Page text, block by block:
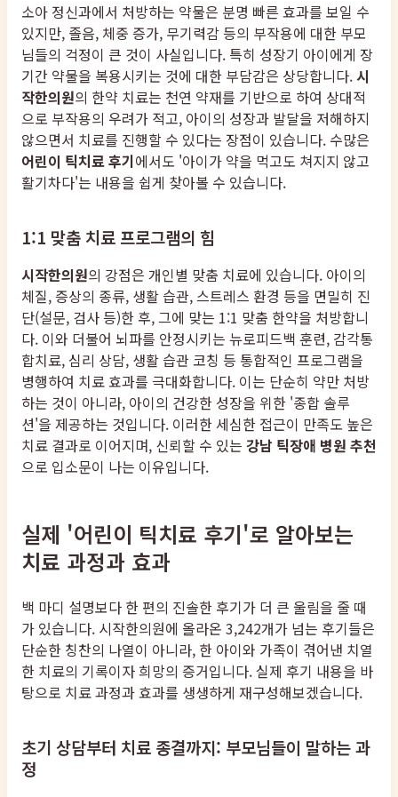
소아 정신과에서 처방하는 약물은 분명 빠른 효과를 보일 수
있지만, 졸음, 체중 증가, 무기력감 등의 부작용에 대한 부모
님들의 걱정이 큰 것이 사실입니다. 특히 성장기 아이에게 장
기간 약물을 복용시키는 것에 대한 부담감은 상당합니다.시
작한의원의 한약 치료는 천연 약재를 기반으로 하여 상대적
으로 부작용의 우려가 적고, 아이의 성장과 발달을 저해하지
않으면서 치료를 진행할 수 있다는 장점이 있습니다. 수많은
어린이 틱치료 후기에서도 '아이가 약을 먹고도 쳐지지 않고
활기차다'는 내용을 쉽게 찾아볼 수 있습니다.
1:1 맞춤 치료 프로그램의 힘
시작한의원의 강점은 개인별 맞춤 치료에 있습니다. 아이의
체질, 증상의 종류, 생활 습관, 스트레스 환경 등을 면밀히 진
단(설문, 검사 등)한 후, 그에 맞는 1:1 맞춤 한약을 처방합니
다. 이와 더불어 뇌파를 안정시키는 뉴로피드백 훈련, 감각통
합치료, 심리 상담, 생활 습관 코칭 등 통합적인 프로그램을
병행하여 치료 효과를 극대화합니다. 이는 단순히 약만 처방
하는 것이 아니라, 아이의 건강한 성장을 위한 '종합 솔루
션'을 제공하는 것입니다. 이러한 세심한 접근이 만족도 높은
치료 결과로 이어지며, 신뢰할 수 있는 강남 틱장애 병원 추천
으로 입소문이 나는 이유입니다.
실제 '어린이 틱치료 후기'로 알아보는
치료 과정과 효과
백 마디 설명보다 한 편의 진솔한 후기가 더 큰 울림을 줄 때
가 있습니다. 시작한의원에 올라온 3,242개가 넘는 후기들은
단순한 칭찬의 나열이 아니라, 한 아이와 가족이 겪어낸 치열
한 치료의 기록이자 희망의 증거입니다. 실제 후기 내용을 바
탕으로 치료 과정과 효과를 생생하게 재구성해보겠습니다.
초기 상담부터 치료 종결까지: 부모님들이 말하는 과
정